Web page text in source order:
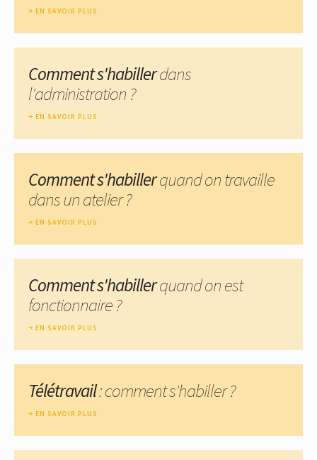
EN SAVOIR PLUS
Comment s'habillerdans
l'administration ?
EN SAVOIR PLUS
Comment s'habillerquand on travaille
dans un atelier ?
EN SAVOIR PLUS
Comment s'habillerquand on est
fonctionnaire ?
EN SAVOIR PLUS
Télétravail: comment s'habiller ?
EN SAVOIR PLUS